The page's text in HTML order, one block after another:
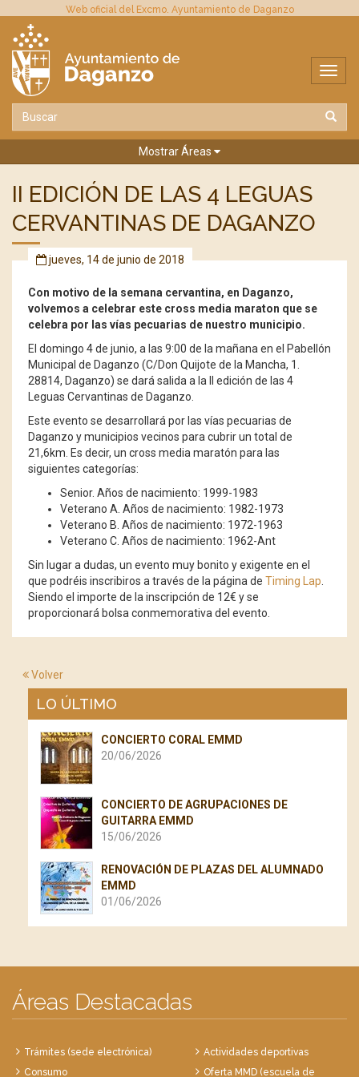
Web oficial del Excmo. Ayuntamiento de Daganzo
Mostrar Áreas
II EDICIÓN DE LAS 4 LEGUAS
CERVANTINAS DE DAGANZO
jueves, 14 de junio de 2018
Con motivo de la semana cervantina, en Daganzo,
volvemos a celebrar este cross media maraton que se
celebra por las vías pecuarias de nuestro municipio.
El domingo 4 de junio, a las 9:00 de la mañana en el Pabellón
Municipal de Daganzo (C/Don Quijote de la Mancha, 1.
28814, Daganzo) se dará salida a la II edición de las 4
Leguas Cervantinas de Daganzo.
Este evento se desarrollará por las vías pecuarias de
Daganzo y municipios vecinos para cubrir un total de
21,6km. Es decir, un cross media maratón para las
siguientes categorías:
Senior. Años de nacimiento: 1999-1983
Veterano A. Años de nacimiento: 1982-1973
Veterano B. Años de nacimiento: 1972-1963
Veterano C. Años de nacimiento: 1962-Ant
Sin lugar a dudas, un evento muy bonito y exigente en el
que podréis inscribiros a través de la página de Timing Lap
Siendo el importe de la inscripción de 12€ y se
proporcionará bolsa conmemorativa del evento.
Volver
LO ÚLTIMO
CONCIERTO CORAL EMMD
20/06/2026
CONCIERTO DE AGRUPACIONES DE
GUITARRA EMMD
15/06/2026
RENOVACIÓN DE PLAZAS DEL ALUMNADO
EMMD
01/06/2026
Áreas Destacadas
Trámites (sede electrónica)
Consumo
Actividades deportivas
Oferta MMD (escuela de